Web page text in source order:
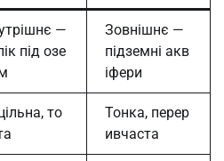
—
під озе
Зовнішнє —
підземні акв
іфери
то
Тонка, перер
ивчаста